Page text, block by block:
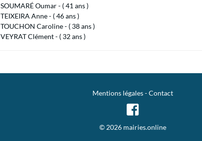
SOUMARÉ Oumar - ( 41 ans )
TEIXEIRA Anne - ( 46 ans )
TOUCHON Caroline - ( 38 ans )
VEYRAT Clément - ( 32 ans )
Mentions légales-Contact
© 2026 mairies.online